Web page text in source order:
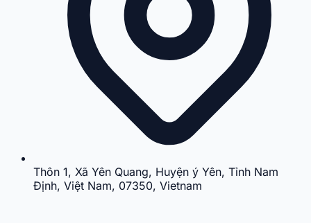
Thôn 1, Xã Yên Quang, Huyện ý Yên, Tỉnh Nam
Định, Việt Nam, 07350, Vietnam